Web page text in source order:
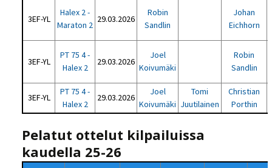
3EF-YL
Halex 2 -
Maraton 2
29.03.2026
Robin
Sandlin
Johan
Eichhorn
3EF-YL
PT 75 4 -
Halex 2
29.03.2026
Joel
Koivumäki
Robin
Sandlin
3EF-YL
PT 75 4 -
Halex 2
29.03.2026
Joel
Koivumäki
Tomi
Juutilainen
Christian
Porthin
Pelatut ottelut kilpailuissa
kaudella 25-26